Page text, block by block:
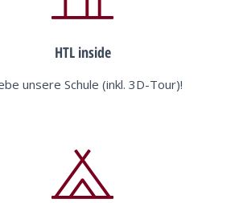
HTL inside
unsere Schule (inkl. 3D-Tour)!